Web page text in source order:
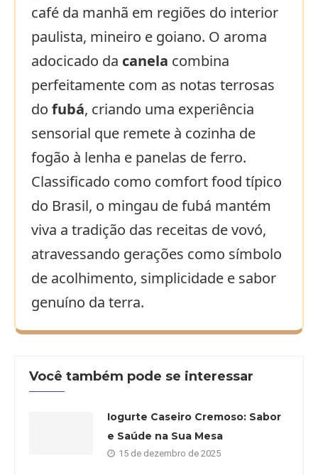
café da manhã em regiões do interior
paulista, mineiro e goiano. O aroma
adocicado da canela combina
perfeitamente com as notas terrosas
do fubá, criando uma experiência
sensorial que remete à cozinha de
fogão à lenha e panelas de ferro.
Classificado como comfort food típico
do Brasil, o mingau de fubá mantém
viva a tradição das receitas de vovó,
atravessando gerações como símbolo
de acolhimento, simplicidade e sabor
genuíno da terra.
Você também pode se interessar
Iogurte Caseiro Cremoso: Sabor
e Saúde na Sua Mesa
15 de dezembro de 2025